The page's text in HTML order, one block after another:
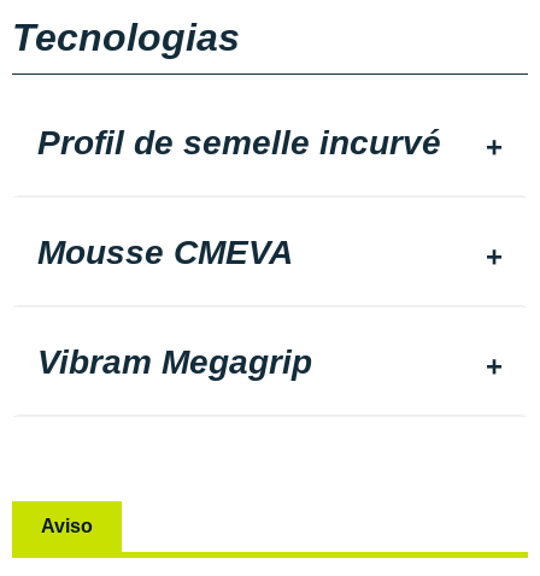
Tecnologias
Profil de semelle incurvé
Mousse CMEVA
Vibram Megagrip
Aviso